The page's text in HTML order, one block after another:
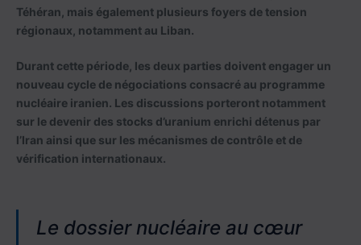
Téhéran, mais également plusieurs foyers de tension
régionaux, notamment au Liban.
Durant cette période, les deux parties doivent engager un
nouveau cycle de négociations consacré au programme
nucléaire iranien. Les discussions porteront notamment
sur le devenir des stocks d’uranium enrichi détenus par
l’Iran ainsi que sur les mécanismes de contrôle et de
vérification internationaux.
Le dossier nucléaire au cœur